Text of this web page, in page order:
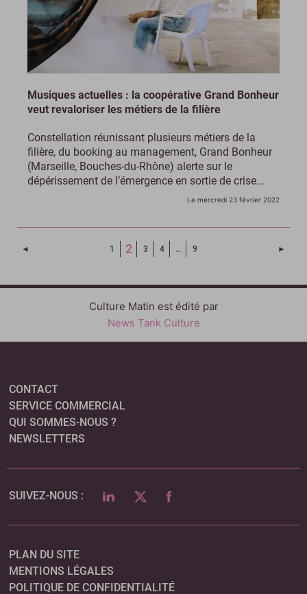
Musiques actuelles : la coopérative Grand Bonheur
veut revaloriser les métiers de la filière
Constellation réunissant plusieurs métiers de la
filière, du booking au management, Grand Bonheur
(Marseille, Bouches-du-Rhône) alerte sur le
dépérissement de l’émergence en sortie de crise...
Le mercredi 23 février 2022
◄ 1 2(Page courante)
3 4 … 9 ►
Culture Matin est édité par
News Tank Culture
CONTACT
SERVICE COMMERCIAL
QUI SOMMES-NOUS ?
NEWSLETTERS
SUIVEZ-NOUS : LINKEDINTWITTERFACEBOOK
PLAN DU SITE
MENTIONS LÉGALES
POLITIQUE DE CONFIDENTIALITÉ